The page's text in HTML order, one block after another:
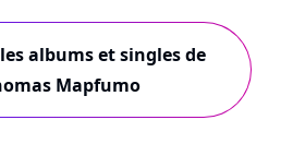
albums et singles de
Mapfumo